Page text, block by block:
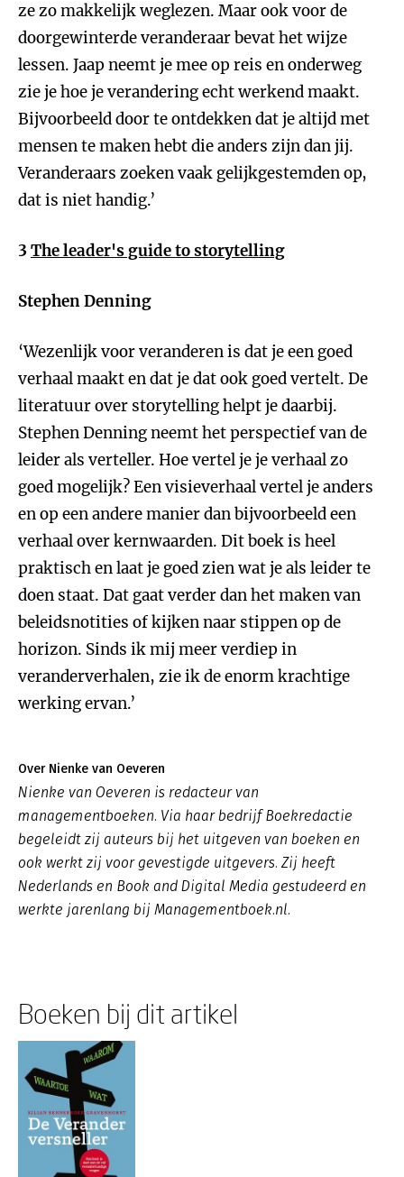
ze zo makkelijk weglezen. Maar ook voor de
doorgewinterde veranderaar bevat het wijze
lessen. Jaap neemt je mee op reis en onderweg
zie je hoe je verandering echt werkend maakt.
Bijvoorbeeld door te ontdekken dat je altijd met
mensen te maken hebt die anders zijn dan jij.
Veranderaars zoeken vaak gelijkgestemden op,
dat is niet handig.’
3 The leader's guide to storytelling
Stephen Denning
‘Wezenlijk voor veranderen is dat je een goed
verhaal maakt en dat je dat ook goed vertelt. De
literatuur over storytelling helpt je daarbij.
Stephen Denning neemt het perspectief van de
leider als verteller. Hoe vertel je je verhaal zo
goed mogelijk? Een visieverhaal vertel je anders
en op een andere manier dan bijvoorbeeld een
verhaal over kernwaarden. Dit boek is heel
praktisch en laat je goed zien wat je als leider te
doen staat. Dat gaat verder dan het maken van
beleidsnotities of kijken naar stippen op de
horizon. Sinds ik mij meer verdiep in
veranderverhalen, zie ik de enorm krachtige
werking ervan.’
Over Nienke van Oeveren
Nienke van Oeveren is redacteur van
managementboeken. Via haar bedrijf Boekredactie
begeleidt zij auteurs bij het uitgeven van boeken en
ook werkt zij voor gevestigde uitgevers. Zij heeft
Nederlands en Book and Digital Media gestudeerd en
werkte jarenlang bij Managementboek.nl.
Boeken bij dit artikel